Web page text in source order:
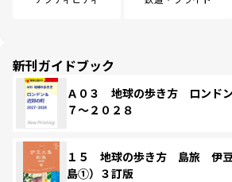
新刊ガイドブック
Ａ０３ 地球の歩き方 ロンド
７～２０２８
１５ 地球の歩き方 島旅 伊
島①）３訂版